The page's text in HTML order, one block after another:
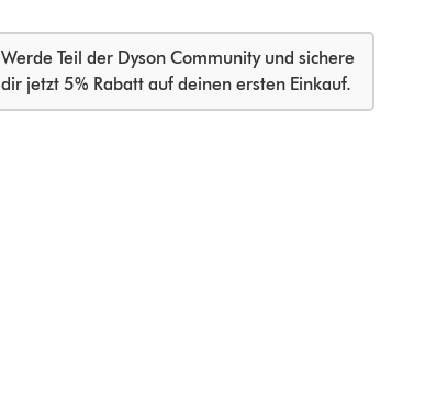
Werde Teil der Dyson Community und sichere
dir jetzt 5% Rabatt auf deinen ersten Einkauf.